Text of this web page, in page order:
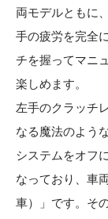
両モデルともに、
手の疲労を完全
チを握ってマニ
楽しめます。
左手のクラッチ
なる魔法のよう
システムをオフ
なっており、車
車）」です。そ